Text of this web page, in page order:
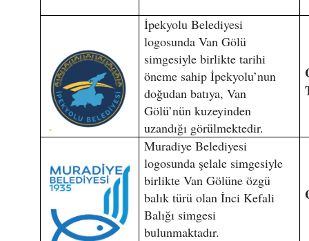
İpekyolu Belediyesi
logosunda Van Gölü
simgesiyle birlikte tarihi
öneme sahip İpekyolu’nun
doğudan batıya, Van
Gölü’nün kuzeyinden
uzandığı görülmektedir.
Muradiye Belediyesi
logosunda şelale simgesiyle
birlikte Van Gölüne özgü
balık türü olan İnci Kefali
Balığı simgesi
bulunmaktadır.